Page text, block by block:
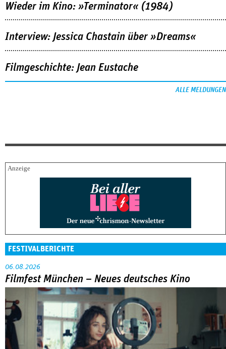
Wieder im Kino: »Terminator« (1984)
Interview: Jessica Chastain über »Dreams«
Filmgeschichte: Jean Eustache
ALLE MELDUNGEN
FESTIVALBERICHTE
06.08.2026
Filmfest München – Neues deutsches Kino